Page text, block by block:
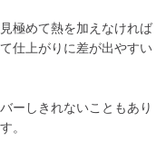
極めて熱を加えなければ
仕上がりに差が出やすい
ーしきれないこともあり
。